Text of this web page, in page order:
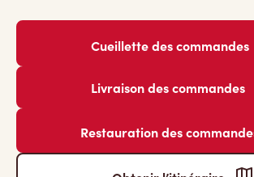
Cueillette des commandes
Livraison des commandes
Restauration des